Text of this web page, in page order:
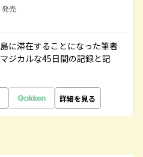
発売
に滞在することになった筆者
ジカルな45日間の記録と記
詳細を見る